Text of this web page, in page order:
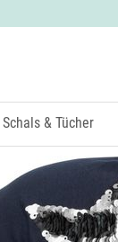
Schals & Tücher